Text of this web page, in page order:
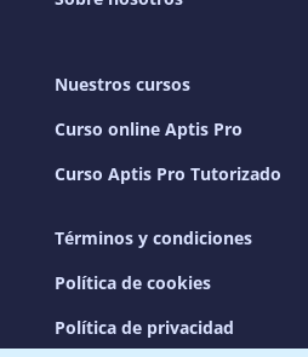
Nuestros cursos
Curso online Aptis Pro
Curso Aptis Pro Tutorizado
Términos y condiciones
Política de cookies
Política de privacidad